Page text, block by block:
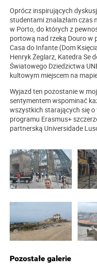
Oprócz inspirujących
studentami znalazłam czas
w Porto, do których z
portową nad rzeką Douro w
Casa do Infante (Dom
Henryk Żeglarz, Katedra Se
Światowego Dziedzictwa
kultowym miejscem na
Wyjazd ten pozostanie w
sentymentem wspominać
wszystkich starających się
programu Erasmus+
partnerską Universidade
Pozostałe galerie